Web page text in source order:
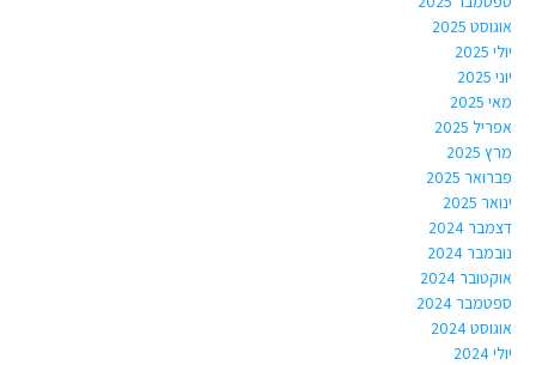
אוגוסט 2025
יולי 2025
יוני 2025
מאי 2025
אפריל 2025
מרץ 2025
פברואר 2025
ינואר 2025
דצמבר 2024
נובמבר 2024
אוקטובר 2024
ספטמבר 2024
אוגוסט 2024
יולי 2024